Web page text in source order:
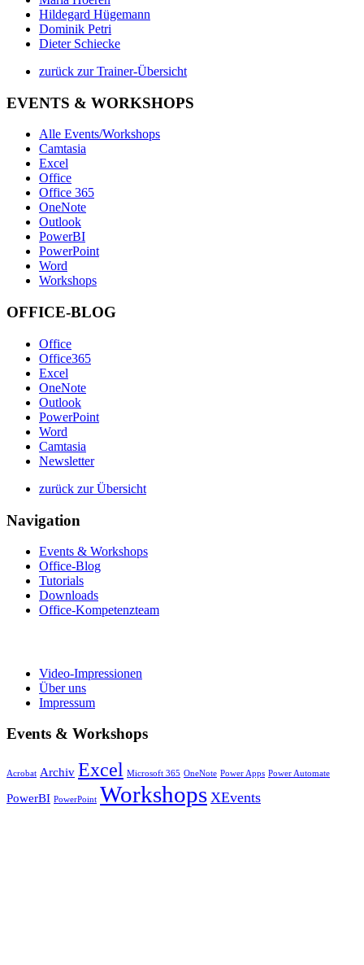
Hildegard Hügemann
Dominik Petri
Dieter Schiecke
zurück zur Trainer-Übersicht
EVENTS & WORKSHOPS
Alle Events/Workshops
Camtasia
Excel
Office
Office 365
OneNote
Outlook
PowerBI
PowerPoint
Word
Workshops
OFFICE-BLOG
Office
Office365
Excel
OneNote
Outlook
PowerPoint
Word
Camtasia
Newsletter
zurück zur Übersicht
Navigation
Events & Workshops
Office-Blog
Tutorials
Downloads
Office-Kompetenzteam
Video-Impressionen
Über uns
Impressum
Events & Workshops
Acrobat Archiv Excel Microsoft 365 OneNote Power Apps Power Automate
PowerBI PowerPoint Workshops XEvents